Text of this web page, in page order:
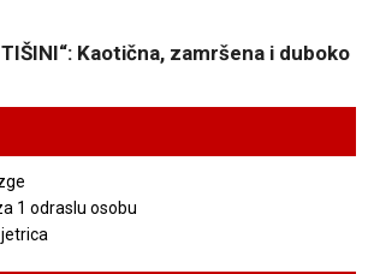
TIŠINI“: Kaotična, zamršena i duboko
1 odraslu osobu